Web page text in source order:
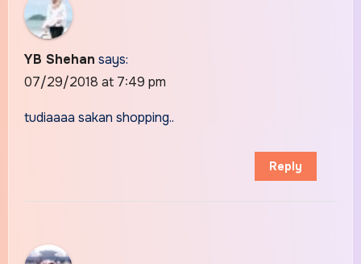
YB Shehan says:
07/29/2018 at 7:49 pm
tudiaaaa sakan shopping..
Reply